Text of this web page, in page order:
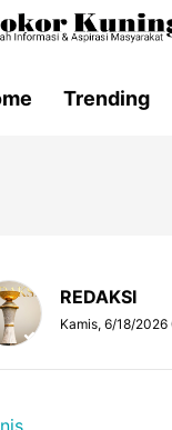
Trending
REDAKSI
Kamis, 6/18/